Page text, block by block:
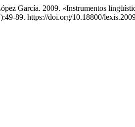
García. 2009. «Instrumentos
89. https://doi.org/10.18800/